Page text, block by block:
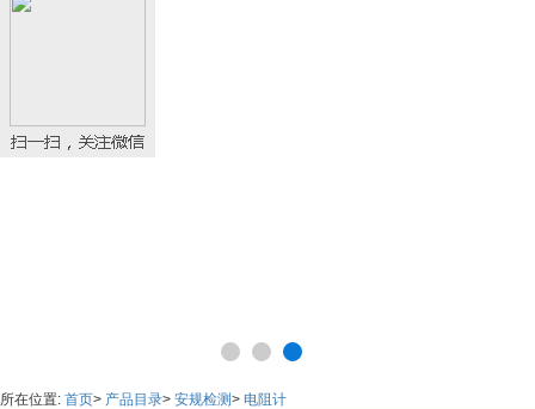
所在位置: 首页> 产品目录> 安规检测> 电阻计